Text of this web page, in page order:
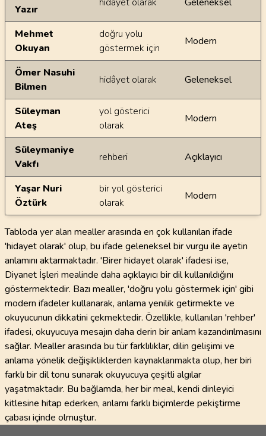
Yazır
Mehmet
Okuyan
doğru yolu
göstermek için
Modern
Ömer Nasuhi
Bilmen
hidâyet olarak Geleneksel
Süleyman
Ateş
yol gösterici
olarak
Modern
Süleymaniye
Vakfı
rehberi Açıklayıcı
Yaşar Nuri
Öztürk
bir yol gösterici
olarak
Modern
Tabloda yer alan mealler arasında en çok kullanılan ifade
'hidayet olarak' olup, bu ifade geleneksel bir vurgu ile ayetin
anlamını aktarmaktadır. 'Birer hidayet olarak' ifadesi ise,
Diyanet İşleri mealinde daha açıklayıcı bir dil kullanıldığını
göstermektedir. Bazı mealler, 'doğru yolu göstermek için' gibi
modern ifadeler kullanarak, anlama yenilik getirmekte ve
okuyucunun dikkatini çekmektedir. Özellikle, kullanılan 'rehber'
ifadesi, okuyucuya mesajın daha derin bir anlam kazandırılmasını
sağlar. Mealler arasında bu tür farklılıklar, dilin gelişimi ve
anlama yönelik değişikliklerden kaynaklanmakta olup, her biri
farklı bir dil tonu sunarak okuyucuya çeşitli algılar
yaşatmaktadır. Bu bağlamda, her bir meal, kendi dinleyici
kitlesine hitap ederken, anlamı farklı biçimlerde pekiştirme
çabası içinde olmuştur.